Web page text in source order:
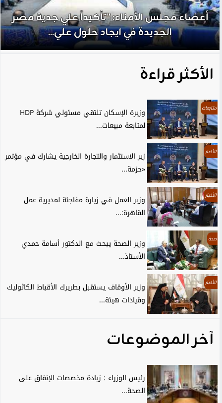
أعضاء مجلس الأمناء: ”تأكيداً علي جدية مصر
الجديدة في ايجاد حلول علي...
الأكثر قراءة
متابعات
وزيرة الإسكان تلتقي مسئولي شركة HDP
لمتابعة مبيعات...
الأخبار
زير الاستثمار والتجارة الخارجية يشارك في مؤتمر
«حزمة...
الأخبار
وزير العمل في زيارة مفاجئة لمديرية عمل
القاهرة:...
صحة
وزير الصحة يبحث مع الدكتور أسامة حمدي
الأستاذ...
الأخبار
وزير الأوقاف يستقبل بطريرك الأقباط الكاثوليك
وقيادات هيئة...
آخر الموضوعات
رئيس الوزراء : زيادة مخصصات الإنفاق على
الصحة...